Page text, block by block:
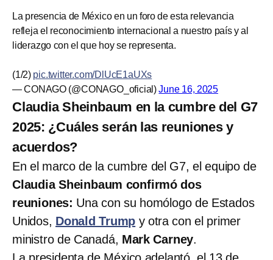
La presencia de México en un foro de esta relevancia
refleja el reconocimiento internacional a nuestro país y al
liderazgo con el que hoy se representa.
(1/2) pic.twitter.com/DlUcE1aUXs
— CONAGO (@CONAGO_oficial)June 16, 2025
Claudia Sheinbaum en la cumbre del G7
2025: ¿Cuáles serán las reuniones y
acuerdos?
En el marco de la cumbre del G7, el equipo de
Claudia Sheinbaum confirmó dos
reuniones: Una con su homólogo de Estados
Unidos, Donald Trump y otra con el primer
ministro de Canadá, Mark Carney.